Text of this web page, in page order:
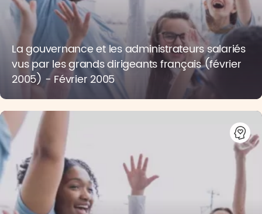
La gouvernance et les administrateurs salariés
vus par les grands dirigeants français (février
2005) - Février 2005